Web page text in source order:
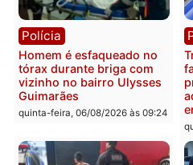
Polícia
Policiais militares
recuperam moto furtada e
prendem trio na zona
Leste
quinta-feira, 06/08/2026 às 09:28